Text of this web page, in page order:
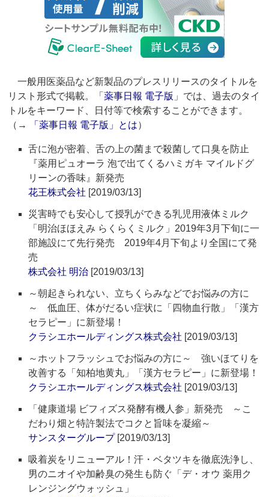
一般用医薬品など新製品のプレスリリースのタイトルを
リスト形式で掲載。「薬事日報 電子版 」では、過去のタイ
トルをキーワード、日付等で検索することができます。
（→
「薬事日報 電子版」とは）
舌に泡が密着、舌の上の菌まで殺菌して口臭を防止
『薬用ピュオーラ 泡で出てくるハミガキ マイルドグ
リーンの香味』新発売
花王株式会社 [2019/03/13]
災害時でも安心して授乳ができる乳児用液体ミルク
「明治ほほえみ らくらくミルク」2019年3月下旬に一
部施設にて先行発売 2019年4月下旬より全国にて発
売
株式会社 明治 [2019/03/13]
～朝起きられない、立ちくらみなどでお悩みの方に
～ 低血圧、体がだるい症状に「四物血行散」「漢方
セラピー」に新登場！
クラシエホールディングス株式会社 [2019/03/13]
～ホットフラッシュでお悩みの方に～ 強いほてりを
改善する「知柏地黄丸」「漢方セラピー」に新登場！
クラシエホールディングス株式会社 [2019/03/13]
「健康道場 ビフィズス発酵有機人参」新発売 ～こ
だわり畑と特許製法でコクと旨味を凝縮～
サンスターグループ[2019/03/13]
吸着炭をリニューアル！汗・ベタツキを徹底洗浄し、
男のニオイや加齢臭の発生も防ぐ「デ・オウ 薬用ク
レンジングウォッシュ」